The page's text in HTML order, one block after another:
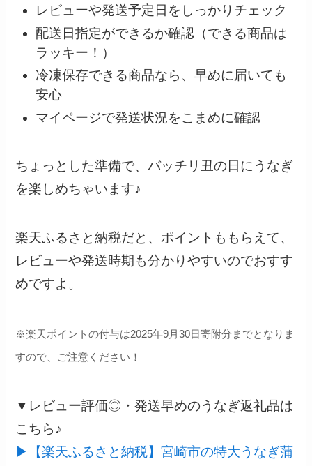
レビューや発送予定日をしっかりチェック
配送日指定ができるか確認（できる商品は
ラッキー！）
冷凍保存できる商品なら、早めに届いても
安心
マイページで発送状況をこまめに確認
ちょっとした準備で、バッチリ丑の日にうなぎ
を楽しめちゃいます♪
楽天ふるさと納税だと、ポイントももらえて、
レビューや発送時期も分かりやすいのでおすす
めですよ。
※楽天ポイントの付与は2025年9月30日寄附分までとなりま
すので、ご注意ください！
▼レビュー評価◎・発送早めのうなぎ返礼品は
こちら♪
▶【楽天ふるさと納税】宮崎市の特大うなぎ蒲